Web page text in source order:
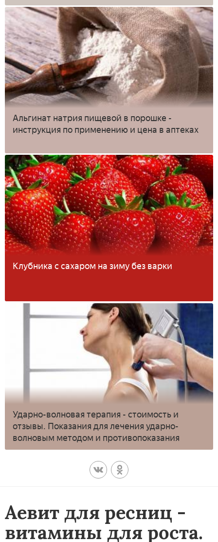
Альгинат натрия пищевой в порошке -
инструкция по применению и цена в аптеках
Клубника с сахаром на зиму без варки
Ударно-волновая терапия - стоимость и
отзывы. Показания для лечения ударно-
волновым методом и противопоказания
Аевит для ресниц -
витамины для роста.